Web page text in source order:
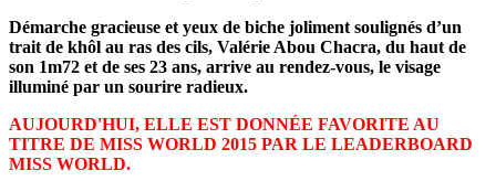
Démarche gracieuse et yeux de biche joliment soulignés d’un
trait de khôl au ras des cils, Valérie Abou Chacra, du haut de
son 1m72 et de ses 23 ans, arrive au rendez-vous, le visage
illuminé par un sourire radieux.
AUJOURD'HUI, ELLE EST DONNÉE FAVORITE AU
TITRE DE MISS WORLD 2015 PAR LE LEADERBOARD
MISS WORLD.